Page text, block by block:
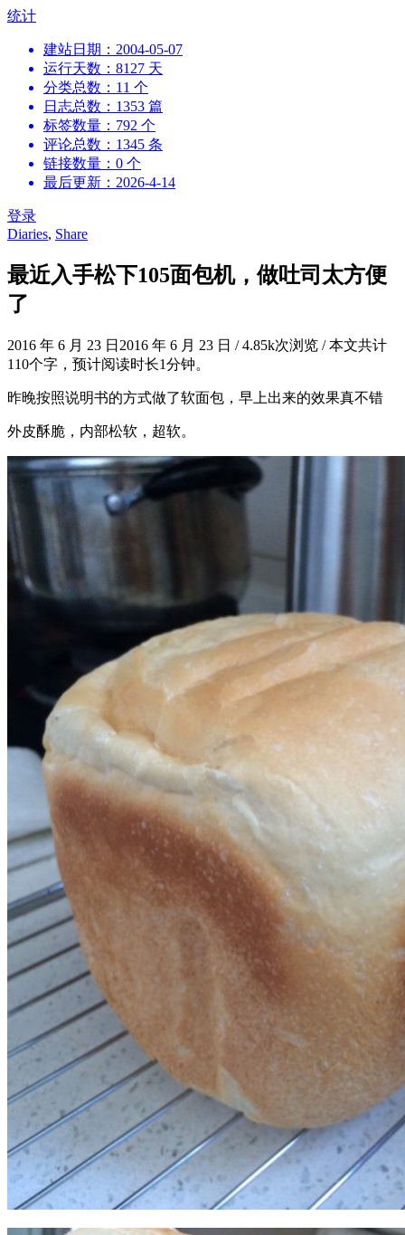
跳
统计
建站日期：2004-05-07
运行天数：8127 天
分类总数：11 个
日志总数：1353 篇
标签数量：792 个
评论总数：1345 条
链接数量：0 个
最后更新：2026-4-14
登录
Diaries, Share
最近入手松下105面包机，做吐司太方便
了
2016 年 6 月 23 日 2016 年 6 月 23 日 /4.85k次浏览 /本文共计
110个字，预计阅读时长1分钟。
昨晚按照说明书的方式做了软面包，早上出来的效果真不错
外皮酥脆，内部松软，超软。